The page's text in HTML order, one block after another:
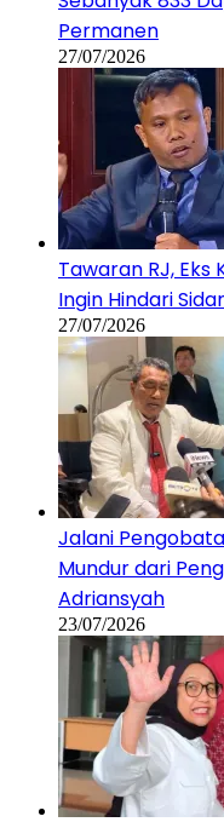
Permanen
27/07/2026
Tawaran RJ, Eks
Ingin Hindari
27/07/2026
Jalani
Mundur dari
Adriansyah
23/07/2026